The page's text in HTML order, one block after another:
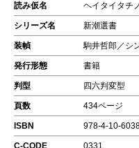
読み仮名 ヘイタイタチ
シリーズ名 新潮選書
装幀 駒井哲郎／シ
発行形態 書籍
判型 四六判変型
頁数 434ページ
ISBN 978-4-10-
C-CODE 0331